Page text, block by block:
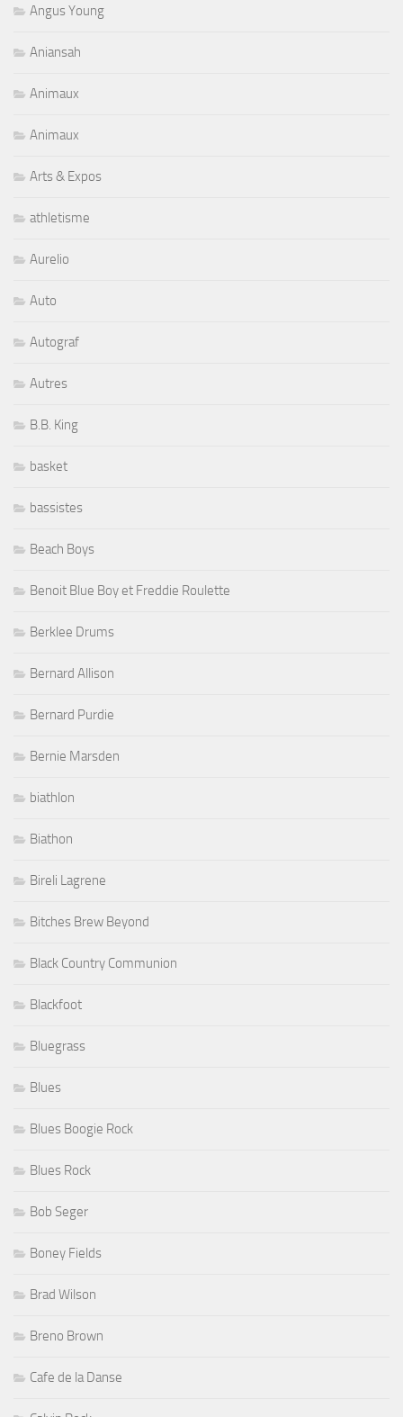
Angus Young
Aniansah
Animaux
Animaux
Arts & Expos
athletisme
Aurelio
Auto
Autograf
Autres
B.B. King
basket
bassistes
Beach Boys
Benoit Blue Boy et Freddie Roulette
Berklee Drums
Bernard Allison
Bernard Purdie
Bernie Marsden
biathlon
Biathon
Bireli Lagrene
Bitches Brew Beyond
Black Country Communion
Blackfoot
Bluegrass
Blues
Blues Boogie Rock
Blues Rock
Bob Seger
Boney Fields
Brad Wilson
Breno Brown
Cafe de la Danse